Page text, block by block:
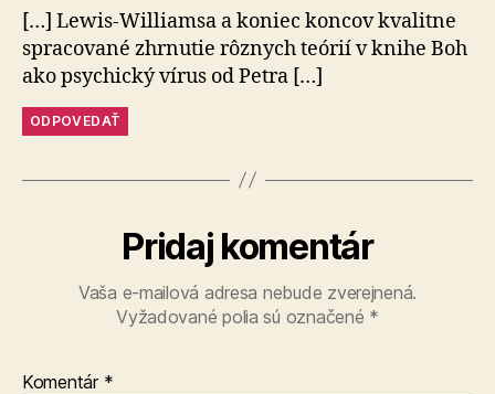
[…] Lewis-Williamsa a koniec koncov kvalitne
spracované zhrnutie rôznych teórií v knihe Boh
ako psychický vírus od Petra […]
ODPOVEDAŤ
Pridaj komentár
Vaša e-mailová adresa nebude zverejnená.
Vyžadované polia sú označené *
Komentár *